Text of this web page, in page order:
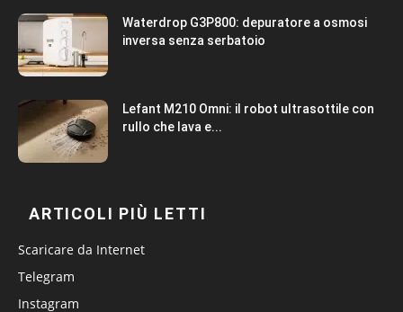
Waterdrop G3P800: depuratore a osmosi
inversa senza serbatoio
Lefant M210 Omni: il robot ultrasottile con
rullo che lava e...
ARTICOLI PIÙ LETTI
Scaricare da Internet
Telegram
Instagram